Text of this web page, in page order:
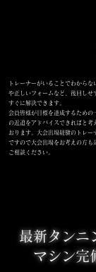
トレーナーがいることでわからな
や正しいフォームなど、 後回しせ
すぐに解決できます。
会員皆様が目標を達成するための
の近道 をアドバイスできればと考
おります。
大会出場経験のトレー
ですので​大会出場をお考えの方も
ご相談ください。
最新タンニ
マシン完